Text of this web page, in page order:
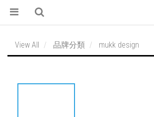
View All 品牌分類 mukk design